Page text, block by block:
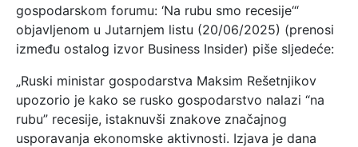
gospodarskom forumu: ‘Na rubu smo recesije‘“
objavljenom u Jutarnjem listu (20/06/2025) (prenosi
između ostalog izvor Business Insider) piše sljedeće:
„Ruski ministar gospodarstva Maksim Rešetnjikov
upozorio je kako se rusko gospodarstvo nalazi “na
rubu” recesije, istaknuvši znakove značajnog
usporavanja ekonomske aktivnosti. Izjava je dana